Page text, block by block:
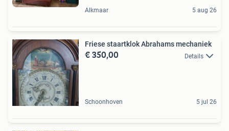
Alkmaar 5 aug 26
Friese staartklok Abrahams mechaniek
€ 350,00 Details
Schoonhoven 5 jul 26